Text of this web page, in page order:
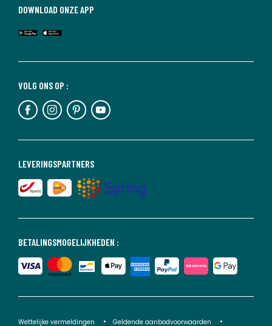
BETALINGSMOGELIJKHEDEN :
LEVERINGSPARTNERS
VOLG ONS OP :
DOWNLOAD ONZE APP
Wettelijke vermeldingen Geldende aanbodvoorwaarden